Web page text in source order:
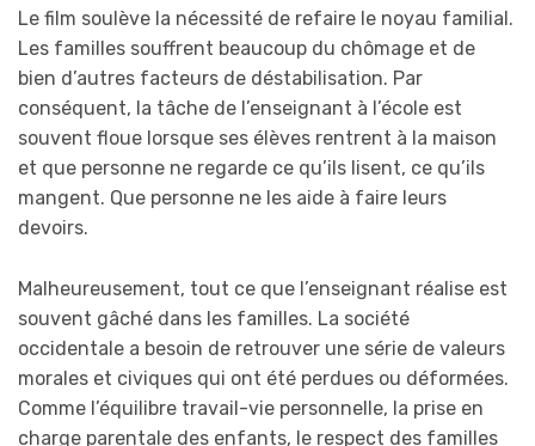
Le film soulève la nécessité de refaire le noyau familial.
Les familles souffrent beaucoup du chômage et de
bien d’autres facteurs de déstabilisation. Par
conséquent, la tâche de l’enseignant à l’école est
souvent floue lorsque ses élèves rentrent à la maison
et que personne ne regarde ce qu’ils lisent, ce qu’ils
mangent. Que personne ne les aide à faire leurs
devoirs.
Malheureusement, tout ce que l’enseignant réalise est
souvent gâché dans les familles. La société
occidentale a besoin de retrouver une série de valeurs
morales et civiques qui ont été perdues ou déformées.
Comme l’équilibre travail-vie personnelle, la prise en
charge parentale des enfants, le respect des familles